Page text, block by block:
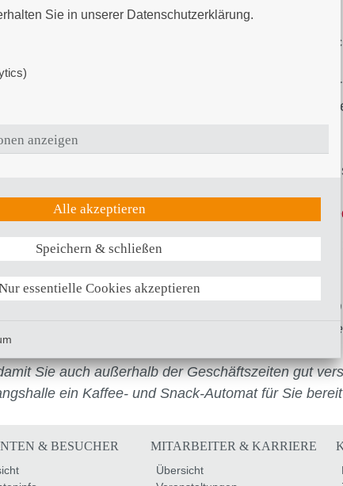
und leckeren Kuchen.
bieten wir Ihnen für den kleinen Hunger
große Auswahl an Zeitschriften und Zeitungen,
alles fürs Baby, Hygieneartikel, auch zu Hause
uns darauf, Sie bei uns begrüßen zu dürfen
können Sie uns auch eine Mail schreiben.
)Bestellungen können Sie telefonisch unter 0381-
Öffnungszeiten sind in der Regel Mo.–Fr. von
Feiertag von 13:00 – 17:30 Uhr. Hier
Sie auch außerhalb der Geschäftszeiten gut
ein Kaffee- und Snack-Automat für Sie bereit
& BESUCHER MITARBEITER & KARRIERE
Übersicht
Sie in unserer Datenschutzerklärung.
anzeigen
Alle akzeptieren
Speichern & schließen
essentielle Cookies akzeptieren